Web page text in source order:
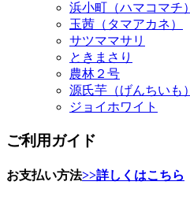
浜小町（ハマコマチ）
玉茜（タマアカネ）
サツママサリ
ときまさり
農林２号
源氏芋（げんちいも）
ジョイホワイト
ご利用ガイド
お支払い方法>>詳しくはこちら